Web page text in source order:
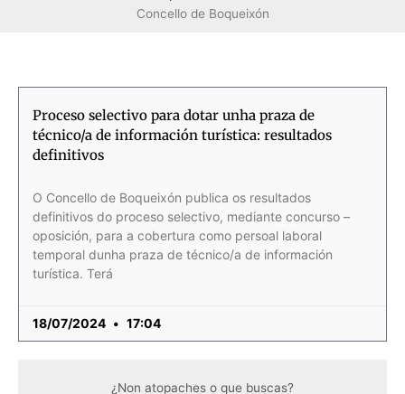
Concello de Boqueixón
Proceso selectivo para dotar unha praza de
técnico/a de información turística: resultados
definitivos
O Concello de Boqueixón publica os resultados
definitivos do proceso selectivo, mediante concurso –
oposición, para a cobertura como persoal laboral
temporal dunha praza de técnico/a de información
turística. Terá
18/07/2024 17:04
¿Non atopaches o que buscas?